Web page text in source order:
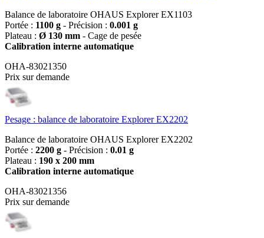
Balance de laboratoire OHAUS Explorer EX1103
Portée : 1100 g - Précision : 0.001 g
Plateau : Ø 130 mm - Cage de pesée
Calibration interne automatique
OHA-83021350
Prix sur demande
Pesage : balance de laboratoire Explorer EX2202
Balance de laboratoire OHAUS Explorer EX2202
Portée : 2200 g - Précision : 0.01 g
Plateau : 190 x 200 mm
Calibration interne automatique
OHA-83021356
Prix sur demande